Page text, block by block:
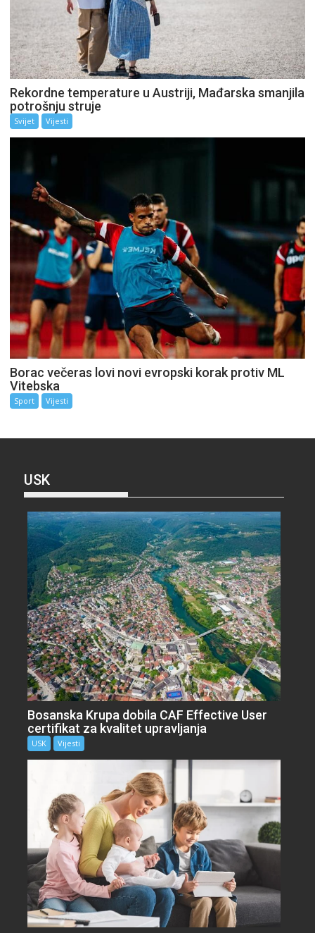
Rekordne temperature u Austriji, Mađarska smanjila
potrošnju struje
Svijet Vijesti
Borac večeras lovi novi evropski korak protiv ML
Vitebska
Sport Vijesti
USK
Bosanska Krupa dobila CAF Effective User
certifikat za kvalitet upravljanja
USK Vijesti